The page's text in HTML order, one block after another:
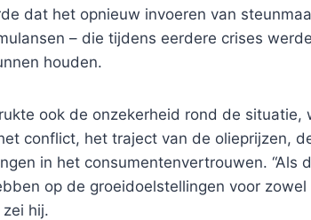
dat het opnieuw invoeren van
– die tijdens eerdere crises
houden.
ook de onzekerheid rond de situatie,
conflict, het traject van de olieprijzen,
in het consumentenvertrouwen.
op de groeidoelstellingen voor
zei hij.